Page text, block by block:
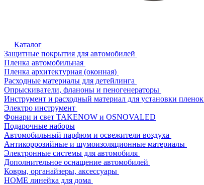
Каталог
Защитные покрытия для автомобилей
Пленка автомобильная
Пленка архитектурная (оконная)
Расходные материалы для детейлинга
Опрыскиватели, фланоны и пеногенераторы
Инструмент и расходный материал для установки пленок
Электро инструмент
Фонари и свет TAKENOW и OSNOVALED
Подарочные наборы
Автомобильный парфюм и освежители воздуха
Антикоррозийные и шумоизоляционные материалы
Электронные системы для автомобиля
Дополнительное оснащение автомобилей
Ковры, органайзеры, аксессуары
HOME линейка для дома